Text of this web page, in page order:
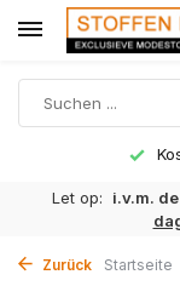
Let op: i.v.m.
Zurück Startseite